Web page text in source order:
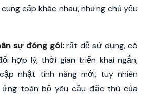
cấp khác nhau, nhưng chủ yếu
sự đóng gói:rất dễ sử dụng, có
hợp lý, thời gian triển khai ngắn,
nhật tính năng mới, tuy nhiên
toàn bộ yêu cầu đặc thù của